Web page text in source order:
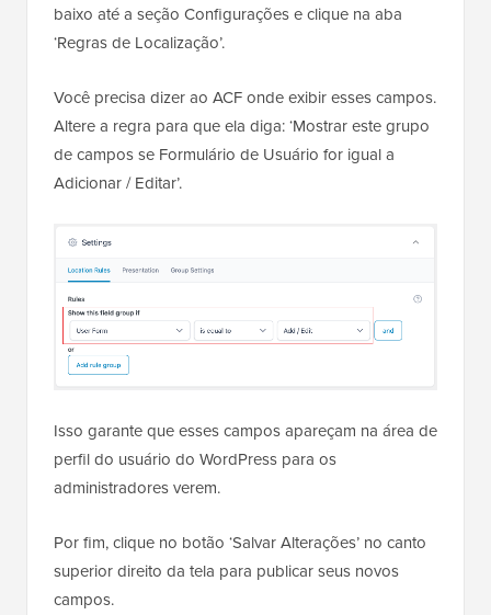
baixo até a seção Configurações e clique na aba
‘Regras de Localização’.
Você precisa dizer ao ACF onde exibir esses campos.
Altere a regra para que ela diga: ‘Mostrar este grupo
de campos se Formulário de Usuário for igual a
Adicionar / Editar’.
Isso garante que esses campos apareçam na área de
perfil do usuário do WordPress para os
administradores verem.
Por fim, clique no botão ‘Salvar Alterações’ no canto
superior direito da tela para publicar seus novos
campos.